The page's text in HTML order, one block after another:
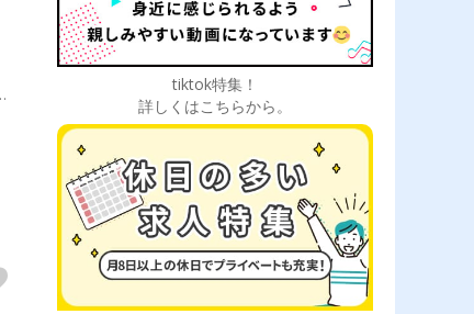
tiktok特集！
詳しくはこちらから。